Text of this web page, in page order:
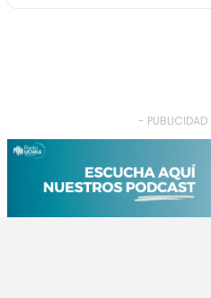
- PUBLICIDAD